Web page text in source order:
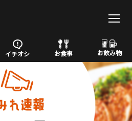
イチオシ お食事 お飲み物